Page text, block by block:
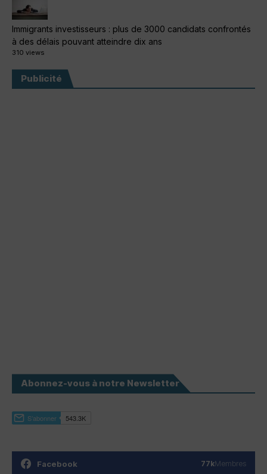
Immigrants investisseurs : plus de 3000 candidats confrontés
à des délais pouvant atteindre dix ans
310 views
Publicité
Abonnez-vous à notre Newsletter
Facebook 77kMembres